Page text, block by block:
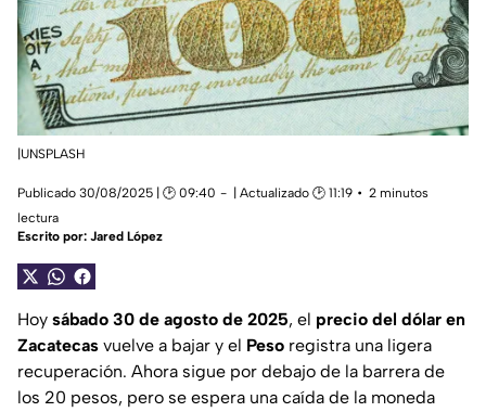
|UNSPLASH
Publicado 30/08/2025 | 🕑 09:40 | Actualizado 🕑 11:19
2 minutos
lectura
Escrito por: Jared López
Hoy sábado 30 de agosto de 2025, el precio del dólar en
Zacatecas vuelve a bajar y el Peso registra una ligera
recuperación. Ahora sigue por debajo de la barrera de
los 20 pesos, pero se espera una caída de la moneda